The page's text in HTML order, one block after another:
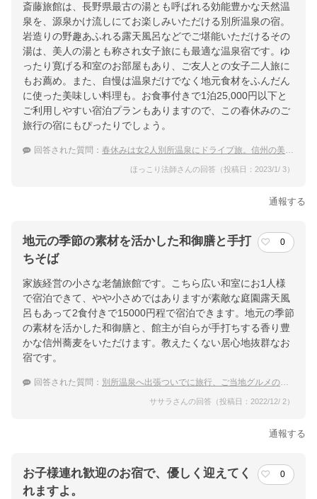
斎藤旅館は、長野県最古の湯とも呼ばれる効能豊かな天然温
泉を、源泉かけ流しにてお楽しみいただける別所温泉の宿。
岩造りの野趣あふれる露天風呂などでご堪能いただけるその
湯は、美人の湯とも称され女子旅にも最適な温泉宿です。ゆ
ったり寛げる和室のお部屋もあり、ご友人との女子二人旅に
もお薦め。また、自慢は温泉だけでなく地元食材をふんだん
に使った美味しい料理も。お食事付きで1泊25,000円以下と
ご利用しやすい宿泊プランもありますので、この春休みのご
旅行の宿にもぴったりでしょう。
回答された質問： 春休みは女2人別所温泉にドライブ旅。信州の美味しい食事を頂ける宿は？
ほっこり法師さんの回答（投稿日：2023/1/ 3）
通報する
地元の季節の素材を活かした和御膳と手打
ちそば
0
家族経営の小さな老舗旅館です。こちら広い和室にお1人様
で宿泊できて、やや小さめではありますが素敵な庭園露天風
呂もあって2食付きで15000円程で宿泊できます。地元の季節
の素材を活かした和御膳と、館主が自らが手打ちする香り豊
かな信州蕎麦をいただけます。教えたくない居心地抜群なお
宿です。
回答された質問： 別所温泉へ出張ついでに旅行、ご当地グルメの味わえる宿を知りたい
ササラさんの回答（投稿日：2022/12/ 2）
通報する
お子様連れ歓迎のお宿で、優しく迎えてく
れますよ。
0